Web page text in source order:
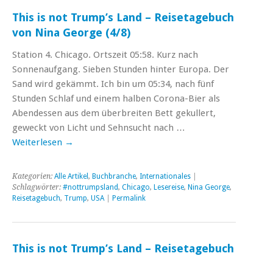
This is not Trump’s Land – Reisetagebuch
von Nina George (4/8)
Station 4. Chicago. Ortszeit 05:58. Kurz nach
Sonnenaufgang. Sieben Stunden hinter Europa. Der
Sand wird gekämmt. Ich bin um 05:34, nach fünf
Stunden Schlaf und einem halben Corona-Bier als
Abendessen aus dem überbreiten Bett gekullert,
geweckt von Licht und Sehnsucht nach …
Weiterlesen →
Kategorien: Alle Artikel , Buchbranche, Internationales
Schlagwörter: #nottrumpsland, Chicago, Lesereise, Nina George,
Reisetagebuch, Trump, USA Permalink
This is not Trump’s Land – Reisetagebuch